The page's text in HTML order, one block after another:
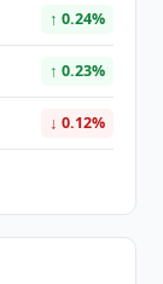
↑ 0.24%
↑ 0.23%
↓ 0.12%